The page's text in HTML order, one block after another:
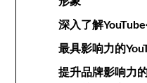
深入了解
最具影响力的
提升品牌影响力